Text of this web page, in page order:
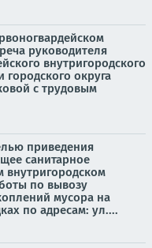
руководителя
внутригородского
округа
с трудовым
приведения
санитарное
внутригородском
по вывозу
мусора на
по адресам: ул....